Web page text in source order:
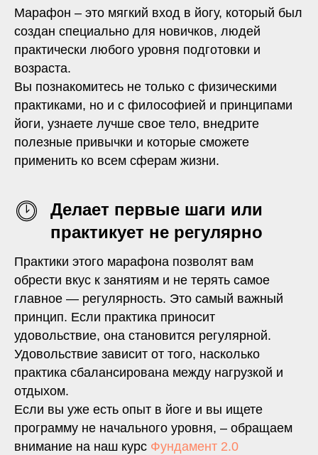
Марафон – это мягкий вход в йогу, который был
создан специально для новичков, людей
практически любого уровня подготовки и
возраста.
Вы познакомитесь не только с физическими
практиками, но и с философией и принципами
йоги, узнаете лучше свое тело, внедрите
полезные привычки и которые сможете
применить ко всем сферам жизни.
Делает первые шаги или
практикует не регулярно
Практики этого марафона позволят вам
обрести вкус к занятиям и не терять самое
главное — регулярность. Это самый важный
принцип. Если практика приносит
удовольствие, она становится регулярной.
Удовольствие зависит от того, насколько
практика сбалансирована между нагрузкой и
отдыхом.
Если вы уже есть опыт в йоге и вы ищете
программу не начального уровня, – обращаем
внимание на наш курс Фундамент 2.0